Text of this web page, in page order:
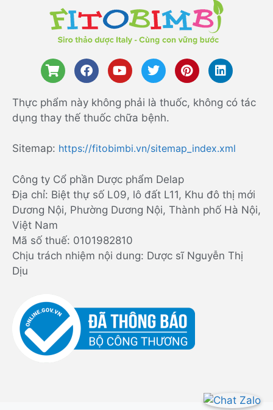
Thực phẩm này không phải là thuốc, không có tác
dụng thay thế thuốc chữa bệnh.
Sitemap: https://fitobimbi.vn/sitemap_index.xml
Công ty Cổ phần Dược phẩm Delap
Địa chỉ: Biệt thự số L09, lô đất L11, Khu đô thị mới
Dương Nội, Phường Dương Nội, Thành phố Hà Nội,
Việt Nam
Mã số thuế: 0101982810
Chịu trách nhiệm nội dung: Dược sĩ Nguyễn Thị
Dịu